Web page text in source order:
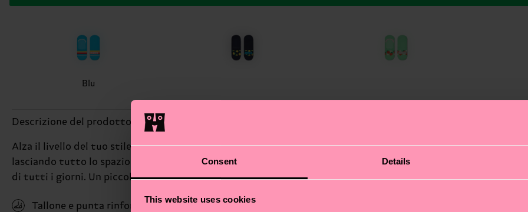
Consent Details
This website uses cookies
Blu
Descrizione del prodotto
Alza il livello del tuo stile con i nostri calzini invisibili Stripe: il perfetto incontro tra moda e praticità. La
lasciando tutto lo spazio alle tue scarpe. Per chi vuole esprimersi senza urlare, sono il segreto per dare
di tutti i giorni. Un piccolo dettaglio, un grande tocco di te! Idea regalo top per: amici che amano
Tallone e punta rinforzati